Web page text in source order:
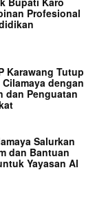
Profesional
Karawang Tutup
dengan
dan Penguatan
Salurkan
dan Bantuan
Yayasan Al